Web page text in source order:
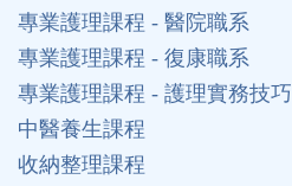
專業護理課程 - 醫院職系
專業護理課程 - 復康職系
專業護理課程 - 護理實務技巧
中醫養生課程
收納整理課程